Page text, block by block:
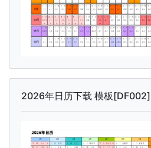
2026年日历下载 模板[DF002]